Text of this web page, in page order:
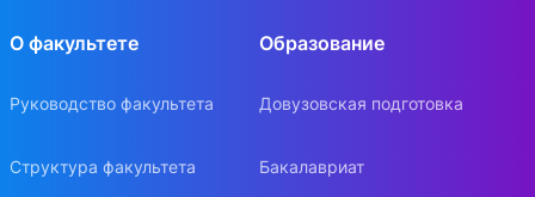
О факультете
Руководство факультета
Структура факультета
Образование
Довузовская подготовка
Бакалавриат